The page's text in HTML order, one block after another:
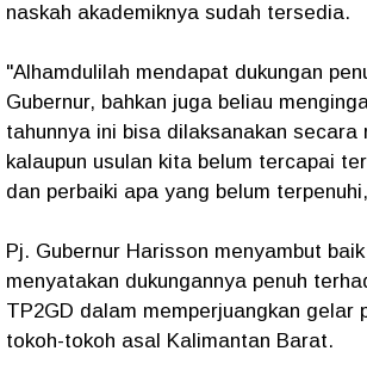
naskah akademiknya sudah tersedia.
"Alhamdulilah mendapat dukungan
Gubernur, bahkan juga beliau
tahunnya ini bisa dilaksanakan secara
kalaupun usulan kita belum tercapai
dan perbaiki apa yang belum
Pj. Gubernur Harisson menyambut
menyatakan dukungannya penuh
TP2GD dalam memperjuangkan gelar
tokoh-tokoh asal Kalimantan Barat.